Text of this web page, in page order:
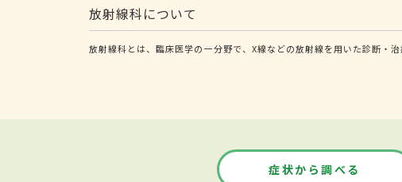
放射線科について
放射線科とは、臨床医学の一分野で、X線などの放射線を用いた診断・治
症状から調べる